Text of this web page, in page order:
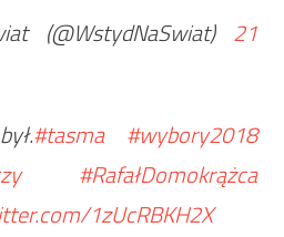
(@WstydNaSwiat) 21
#tasma
#wybory2018
#RafałDomokrążca
1zUcRBKH2X